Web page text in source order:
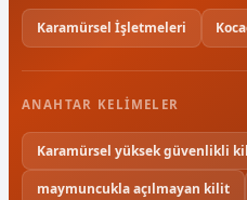
Karamürsel İşletmeleri
ANAHTAR KELIMELER
Karamürsel yüksek güvenlikli
maymuncukla açılmayan kilit